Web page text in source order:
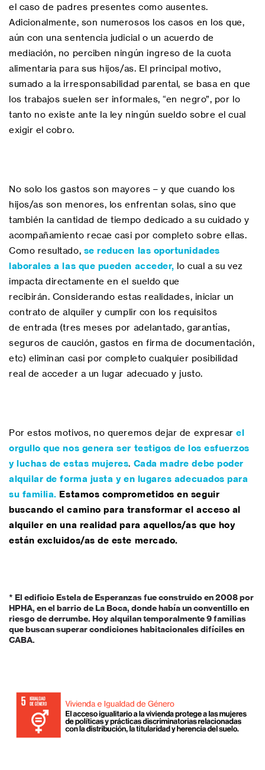
el caso de padres presentes como ausentes.
Adicionalmente, son numerosos los casos en los que,
aún con una sentencia judicial o un acuerdo de
mediación, no perciben ningún ingreso de la cuota
alimentaria para sus hijos/as. El principal motivo,
sumado a la irresponsabilidad parental, se basa en que
los trabajos suelen ser informales, “en negro”, por lo
tanto no existe ante la ley ningún sueldo sobre el cual
exigir el cobro.
No solo los gastos son mayores – y que cuando los
hijos/as son menores, los enfrentan solas, sino que
también la cantidad de tiempo dedicado a su cuidado y
acompañamiento recae casi por completo sobre ellas.
Como resultado, se reducen las oportunidades
laborales a las que pueden acceder, lo cual a su vez
impacta directamente en el sueldo que
recibirán. Considerando estas realidades, iniciar un
contrato de alquiler y cumplir con los requisitos
de entrada (tres meses por adelantado, garantías,
seguros de caución, gastos en firma de documentación,
etc) eliminan casi por completo cualquier posibilidad
real de acceder a un lugar adecuado y justo.
Por estos motivos, no queremos dejar de expresarel
orgullo que nos genera ser testigos de los esfuerzos
y luchas de estas mujeres. Cada madre debe poder
alquilar de forma justa y en lugares adecuados para
su familia. Estamos comprometidos en seguir
buscando el camino para transformar el acceso al
alquiler en una realidad para aquellos/as que hoy
están excluidos/as de este mercado.
* El ediﬁcio Estela de Esperanzas fue construido en 2008 por
HPHA, en el barrio de La Boca, donde había unconventillo en
riesgo de derrumbe. Hoy alquilan temporalmente 9 familias
que buscan superarcondiciones habitacionales difíciles en
CABA.